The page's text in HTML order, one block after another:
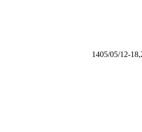
-
1405/05/12